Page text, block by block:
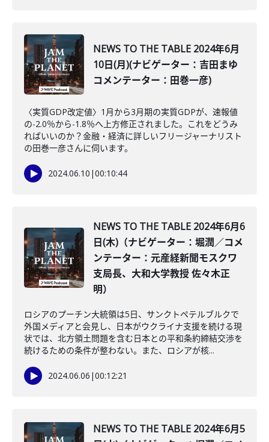
NEWS TO THE TABLE 2024年6月
10日(月)(ナビゲーター：吉田まゆ
コメンテーター：田巻一彦)
〈実質GDP改定値〉1月から3月期の実質GDPが、速報値
の-2.0％から-1.8％へ上方修正されました。これをどうみ
ればいいのか？金融・経済に詳しいフリージャーナリスト
の田巻一彦さんに伺います。
2024.06.10 |00:10:44
NEWS TO THE TABLE 2024年6月6
日(木)（ナビゲーター：堀潤／コメ
ンテーター：元産経新聞モスクワ
支局長、大和大学教授 佐々木正
明）
ロシアのプーチン大統領は5日、サンクトペテルブルクで
外国メディアと会見し、日本がウクライナ支援を続ける現
状では、北方領土問題を含む日本との平和条約締結交渉を
続けるための条件が整わない。また、ロシアが核...
2024.06.06 |00:12:21
NEWS TO THE TABLE 2024年6月5